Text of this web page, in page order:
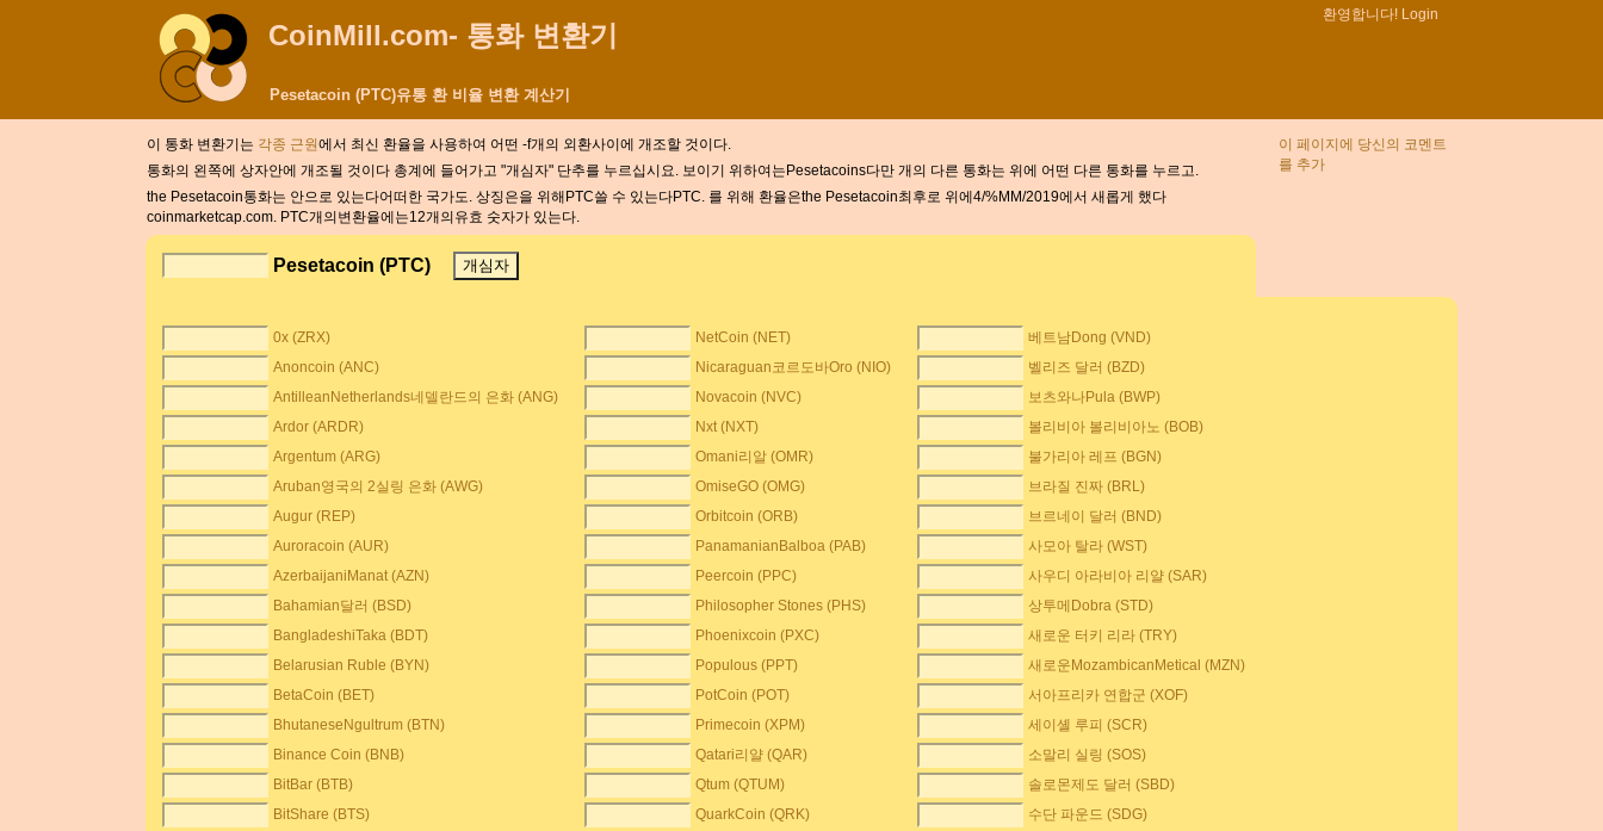
CoinMill.com- 통화 변환기
환영합니다! Login
Pesetacoin (PTC)유통 환 비율 변환 계산기
이 통화 변환기는 각종 근원에서 최신 환율을 사용하여 어떤 -f개의 외환사이에 개조할 것이다.
통화의 왼쪽에 상자안에 개조될 것이다 총계에 들어가고 "개심자" 단추를 누르십시요. 보이기 위하여는Pesetacoins다만 개의 다른 통화는 위에 어떤 다른 통화를 누르고.
the Pesetacoin통화는 안으로 있는다어떠한 국가도. 상징은을 위해PTC쓸 수 있는다PTC. 를 위해 환율은the Pesetacoin최후로 위에4/%MM/2019에서 새롭게 했다
coinmarketcap.com. PTC개의변환율에는12개의유효 숫자가 있는다.
이 페이지에 당신의 코멘트
를 추가
Pesetacoin (PTC)
0x (ZRX) NetCoin (NET)
베트남Dong (VND)
Anoncoin (ANC)
Nicaraguan코르도바Oro (NIO)
벨리즈 달러 (BZD)
AntilleanNetherlands네델란드의 은화 (ANG)
Novacoin (NVC)
보츠와나Pula (BWP)
Ardor (ARDR)
Nxt (NXT)
볼리비아 볼리비아노 (BOB)
Argentum (ARG)
Omani리알 (OMR)
불가리아 레프 (BGN)
Aruban영국의 2실링 은화 (AWG)
OmiseGO (OMG)
브라질 진짜 (BRL)
Augur (REP)
Orbitcoin (ORB)
브르네이 달러 (BND)
Auroracoin (AUR)
PanamanianBalboa (PAB)
사모아 탈라 (WST)
AzerbaijaniManat (AZN)
Peercoin (PPC)
사우디 아라비아 리얄 (SAR)
Bahamian달러 (BSD)
Philosopher Stones (PHS)
상투메Dobra (STD)
BangladeshiTaka (BDT)
Phoenixcoin (PXC)
새로운 터키 리라 (TRY)
Belarusian Ruble (BYN)
Populous (PPT)
새로운MozambicanMetical (MZN)
BetaCoin (BET)
PotCoin (POT)
서아프리카 연합군 (XOF)
BhutaneseNgultrum (BTN)
Primecoin (XPM)
세이셸 루피 (SCR)
Binance Coin (BNB)
Qatari리얄 (QAR)
소말리 실링 (SOS)
BitBar (BTB)
Qtum (QTUM)
솔로몬제도 달러 (SBD)
BitShare (BTS)
QuarkCoin (QRK)
수단 파운드 (SDG)